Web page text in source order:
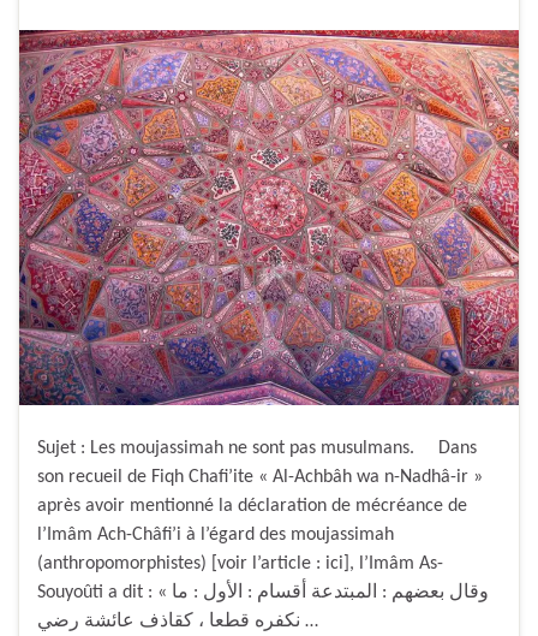
Sujet : Les moujassimah ne sont pas musulmans. Dans
son recueil de Fiqh Chafi’ite « Al-Achbâh wa n-Nadhâ-ir »
après avoir mentionné la déclaration de mécréance de
l’Imâm Ach-Châfi’i à l’égard des moujassimah
(anthropomorphistes) [voir l’article : ici], l’Imâm As-
Souyoûti a dit : « وقال بعضهم : المبتدعة أقسام : الأول : ما
نكفره قطعا ، كقاذف عائشة رضي …